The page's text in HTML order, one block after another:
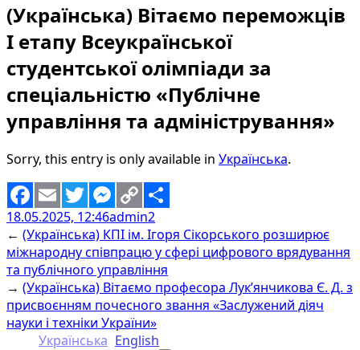
(Українська) Вітаємо переможців
І етапу Всеукраїнської
студентської олімпіади за
спеціальністю «Публічне
управління та адміністрування»
Sorry, this entry is only available in Українська.
Facebook
EmailTwitterMessenger
Copy
Link
Share
18.05.2025, 12:46admin2
← (Українська) КПІ ім. Ігоря Сікорського розширює
міжнародну співпрацю у сфері цифрового врядування
та публічного управління
→ (Українська) Вітаємо професора Лук’янчикова Є. Д. з
присвоєнням почесного звання «Заслужений діяч
науки і техніки України»
Українська English